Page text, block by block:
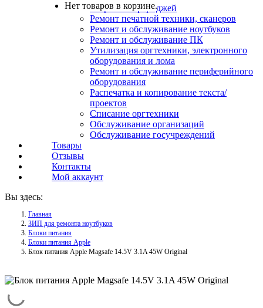
Нет товаров в корзине.
Заправка картриджей
Ремонт печатной техники, сканеров
Ремонт и обслуживание ноутбуков
Ремонт и обслуживание ПК
Утилизация оргтехники, электронного
оборудования и лома
Ремонт и обслуживание периферийного
оборудования
Распечатка и копирование текста/
проектов
Списание оргтехники
Обслуживание организаций
Обслуживание госучреждений
Товары
Отзывы
Контакты
Мой аккаунт
Вы здесь:
Главная
ЗИП для ремонта ноутбуков
Блоки питания
Блоки питания Apple
Блок питания Apple Magsafe 14.5V 3.1A 45W Original